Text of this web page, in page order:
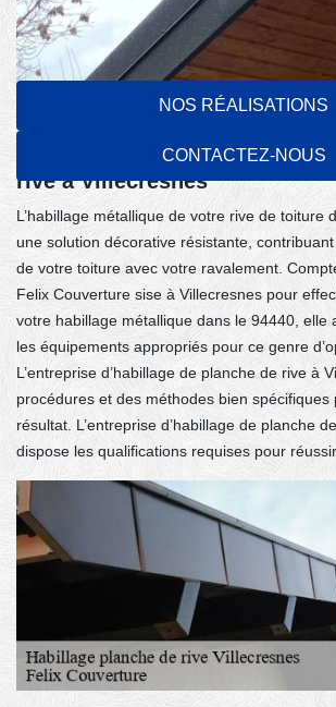
NOS RÉALISATIONS
CONTACTEZ-NOUS
Habillage métallique de votre
rive à Villecresnes
L’habillage métallique de votre rive de toiture
une solution décorative résistante, contribuant
de votre toiture avec votre ravalement.
Felix Couverture sise à Villecresnes pour
votre habillage métallique dans le 94440, elle
les équipements appropriés pour ce genre
L’entreprise d’habillage de planche de rive à
procédures et des méthodes bien spécifiques
résultat. L’entreprise d’habillage de planche
dispose les qualifications requises pour